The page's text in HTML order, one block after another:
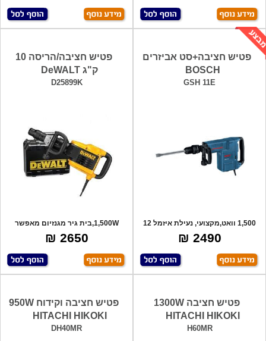
פטיש חציבה+סט אביזרים
BOSCH
GSH 11E
1,500 וואט,מקצועי, נעילת איזמל 12
מצבים
2490 ₪
פטיש חציבה/הריסה 10
ק"ג DeWALT
D25899K
1,500W,בית גיר מגנזיום מאפשר
עמידה בעומס
2650 ₪
פטיש חציבה 1300W
HITACHI HIKOKI
H60MR
פטיש חציבה וקידוח 950W
HITACHI HIKOKI
DH40MR